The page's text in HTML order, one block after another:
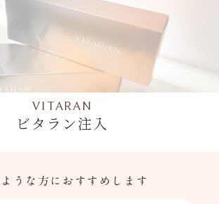
ビタラン注入
VITARAN
うな方におすすめします